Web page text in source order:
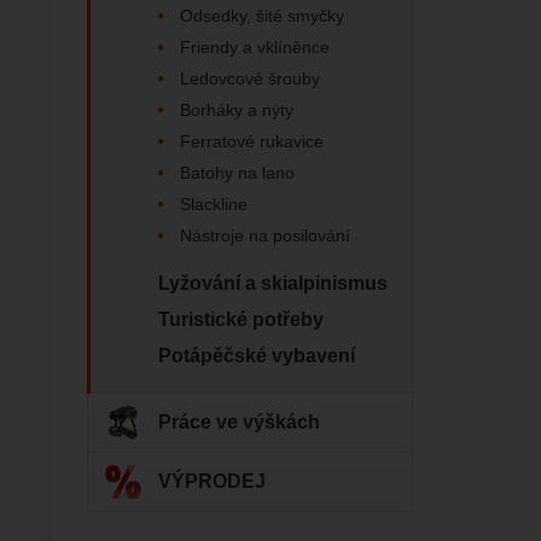
Odsedky, šité smyčky
Friendy a vklíněnce
Ledovcové šrouby
Borháky a nýty
Ferratové rukavice
Batohy na lano
Slackline
Nástroje na posilování
Lyžování a skialpinismus
Turistické potřeby
Potápěčské vybavení
Práce ve výškách
VÝPRODEJ